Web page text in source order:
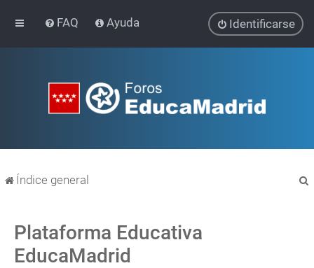
FAQ Ayuda Identificarse
Índice general
Plataforma Educativa
EducaMadrid